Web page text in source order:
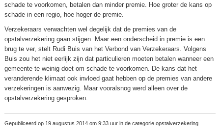
schade te voorkomen, betalen dan minder premie. Hoe groter de kans op
schade in een regio, hoe hoger de premie.
Verzekeraars verwachten wel degelijk dat de premies van de
opstalverzekering gaan stijgen. Maar een onderscheid in premie is een
brug te ver, stelt Rudi Buis van het Verbond van Verzekeraars. Volgens
Buis zou het niet eerlijk zijn dat particulieren moeten betalen wanneer een
gemeente te weinig doet om schade te voorkomen. De kans dat het
veranderende klimaat ook invloed gaat hebben op de premies van andere
verzekeringen is aanwezig. Maar vooralsnog werd alleen over de
opstalverzekering gesproken.
Gepubliceerd op 19 augustus 2014 om 9:33 uur in de categorie opstalverzekering.